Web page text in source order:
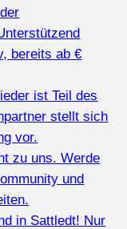
bereits ab €
ist Teil des
stellt sich
vor.
zu uns. Werde
und
in Sattledt! Nur